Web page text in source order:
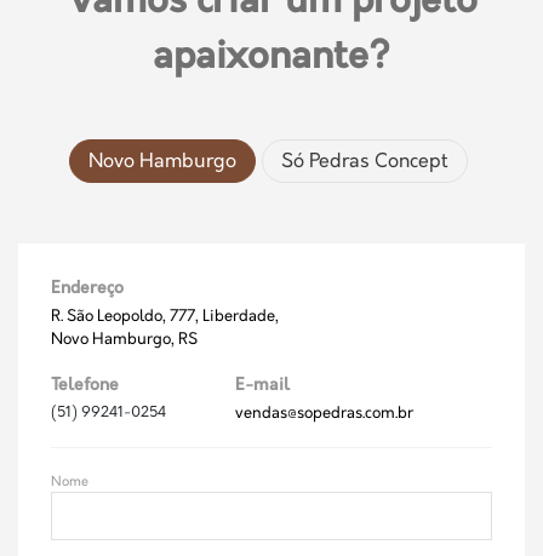
apaixonante?
Novo Hamburgo Só Pedras Concept
Endereço
R. São Leopoldo, 777, Liberdade,
Novo Hamburgo, RS
Telefone
(51) 99241-0254
E-mail
vendas@sopedras.com.br
Nome